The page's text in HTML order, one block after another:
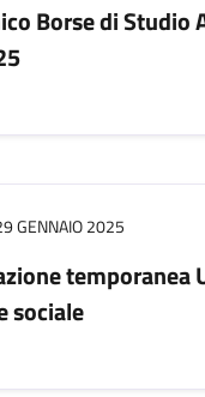
Borse di Studio
GENNAIO 2025
temporanea
sociale